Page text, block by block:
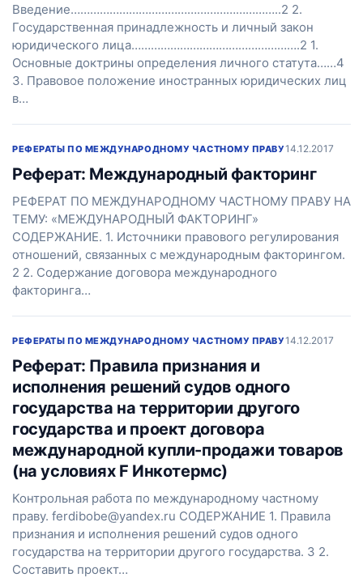
Введение………………………………………………………..2 2.
Государственная принадлежность и личный закон
юридического лица…………………………………………….2 1.
Основные доктрины определения личного статута……4
3. Правовое положение иностранных юридических лиц
в…
РЕФЕРАТЫ ПО МЕЖДУНАРОДНОМУ ЧАСТНОМУ ПРАВУ14.12.2017
Реферат: Международный факторинг
РЕФЕРАТ ПО МЕЖДУНАРОДНОМУ ЧАСТНОМУ ПРАВУ НА
ТЕМУ: «МЕЖДУНАРОДНЫЙ ФАКТОРИНГ»
СОДЕРЖАНИЕ. 1. Источники правового регулирования
отношений, связанных с международным факторингом.
2 2. Содержание договора международного
факторинга…
РЕФЕРАТЫ ПО МЕЖДУНАРОДНОМУ ЧАСТНОМУ ПРАВУ14.12.2017
Реферат: Правила признания и
исполнения решений судов одного
государства на территории другого
государства и проект договора
международной купли-продажи товаров
(на условиях F Инкотермс)
Контрольная работа по международному частному
праву. ferdibobe@yandex.ru СОДЕРЖАНИЕ 1. Правила
признания и исполнения решений судов одного
государства на территории другого государства. 3 2.
Составить проект…